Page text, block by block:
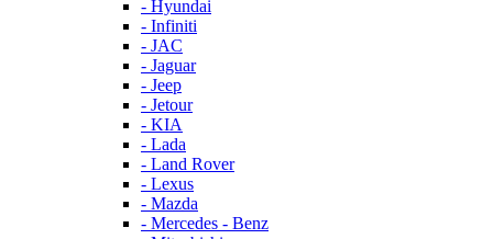
- Hyundai
- Infiniti
- JAC
- Jaguar
- Jeep
- Jetour
- KIA
- Lada
- Land Rover
- Lexus
- Mazda
- Mercedes - Benz